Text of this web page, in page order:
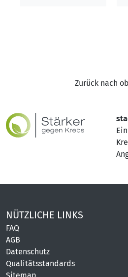
Zurück nach
NÜTZLICHE LINKS
FAQ
AGB
Datenschutz
Qualitätsstandards
Sitemap